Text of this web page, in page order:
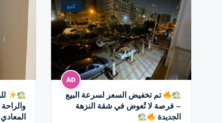
للبيع
تم تخفيض السعر لسرعة البيع
– فرصة لا تُعوض في شقة النزهة
الجديدة
المعادي